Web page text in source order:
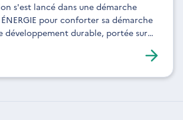
s'est lancé dans une démarche
ÉNERGIE pour conforter sa démarche
développement durable, portée sur